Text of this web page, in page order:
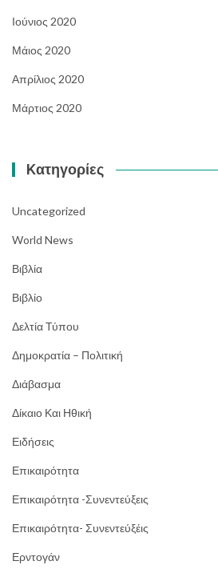
Ιούνιος 2020
Μάιος 2020
Απρίλιος 2020
Μάρτιος 2020
Kατηγορίες
Uncategorized
World News
Βιβλία
Βιβλίο
Δελτία Τύπου
Δημοκρατία – Πολιτική
Διάβασμα
Δίκαιο Και Ηθική
Ειδήσεις
Επικαιρότητα
Επικαιρότητα -Συνεντεύξεις
Επικαιρότητα- Συνεντεύξέις
Ερντογάν